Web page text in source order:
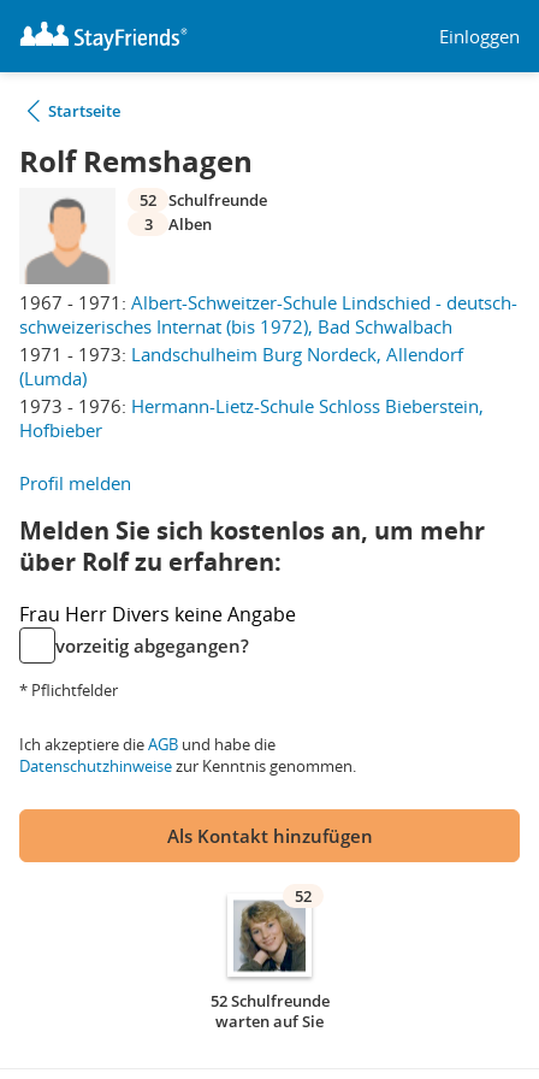
Einloggen
Startseite
Rolf Remshagen
1967 - 1971: Albert-Schweitzer-Schule Lindschied - deutsch-
schweizerisches Internat (bis 1972), Bad Schwalbach
1971 - 1973: Landschulheim Burg Nordeck, Allendorf
(Lumda)
1973 - 1976: Hermann-Lietz-Schule Schloss Bieberstein,
Hofbieber
52 Schulfreunde
3
Alben
Profil melden
Melden Sie sich kostenlos an, um mehr
über Rolf zu erfahren:
Frau Herr Divers keine Angabe
vorzeitig abgegangen?
* Pflichtfelder
Ich akzeptiere dieAGB und habe die
Datenschutzhinweisezur Kenntnis genommen.
Als Kontakt hinzufügen
52
52 Schulfreunde
warten auf Sie